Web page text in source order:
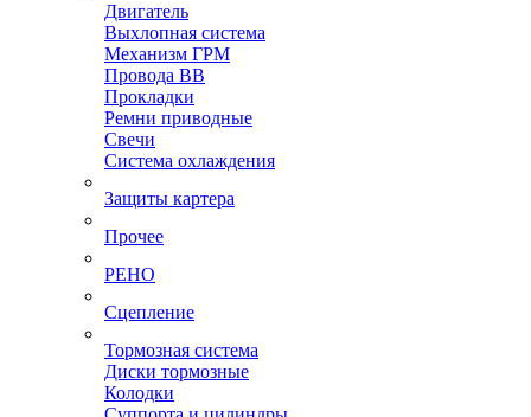
Двигатель
Выхлопная система
Механизм ГРМ
Провода ВВ
Прокладки
Ремни приводные
Свечи
Система охлаждения
Защиты картера
Прочее
РЕНО
Сцепление
Тормозная система
Диски тормозные
Колодки